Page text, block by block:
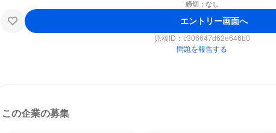
締切：なし
エントリー画面へ
原稿ID： c306647d62e646b0
問題を報告する
この企業の募集